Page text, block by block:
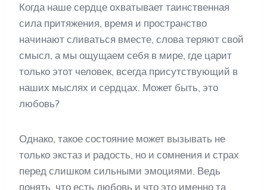
Когда наше сердце охватывает таинственная
сила притяжения, время и пространство
начинают сливаться вместе, слова теряют свой
смысл, а мы ощущаем себя в мире, где царит
только этот человек, всегда присутствующий в
наших мыслях и сердцах. Может быть, это
любовь?
Однако, такое состояние может вызывать не
только экстаз и радость, но и сомнения и страх
перед слишком сильными эмоциями. Ведь
понять, что есть любовь и что это именно та